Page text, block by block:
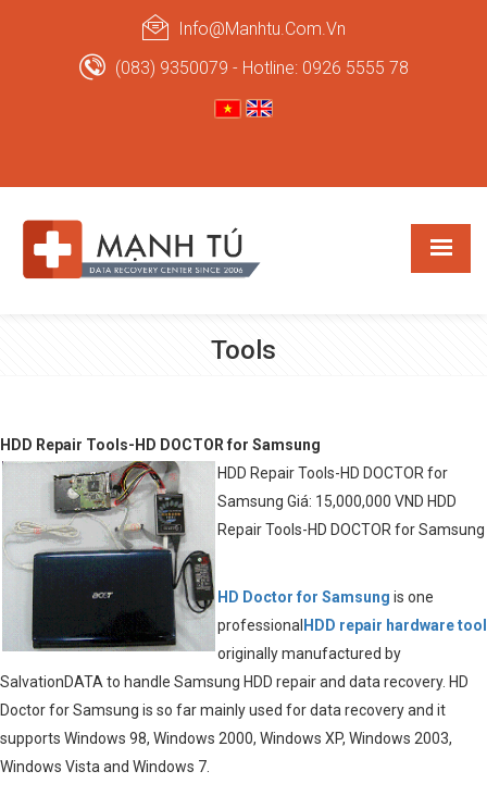
Info@manhtu.com.vn
(083) 9350079 - Hotline: 0926 5555 78
Tools
HDD Repair Tools-HD DOCTOR for Samsung
HDD Repair Tools-HD DOCTOR for
Samsung Giá: 15,000,000 VND HDD
Repair Tools-HD DOCTOR for Samsung
HD Doctor for Samsung is one
professional HDD repair hardware tool
originally manufactured by
SalvationDATA to handle Samsung HDD repair and data recovery. HD
Doctor for Samsung is so far mainly used for data recovery and it
supports Windows 98, Windows 2000, Windows XP, Windows 2003,
Windows Vista and Windows 7.